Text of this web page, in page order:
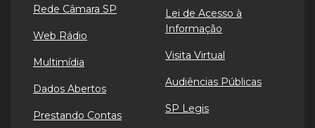
Rede Câmara SP
Web Rádio
Multimídia
Dados Abertos
Prestando Contas
Lei de Acesso à
Informação
Visita Virtual
Audiências Públicas
SP Legis